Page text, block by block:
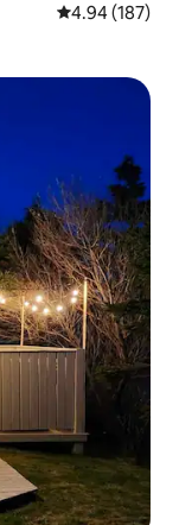
Calificación
4.94 (187)